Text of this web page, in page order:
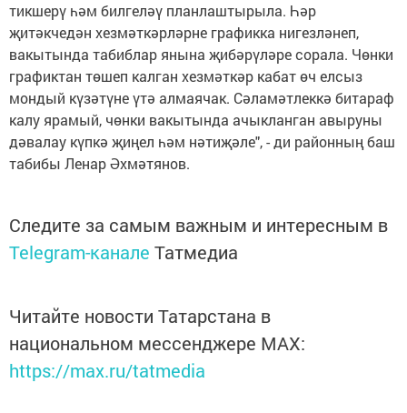
тикшерү һәм билгеләү планлаштырыла. Һәр
җитәкчедән хезмәткәрләрне графикка нигезләнеп,
вакытында табиблар янына җибәрүләре сорала. Чөнки
графиктан төшеп калган хезмәткәр кабат өч елсыз
мондый күзәтүне үтә алмаячак. Сәламәтлеккә битараф
калу ярамый, чөнки вакытында ачыкланган авыруны
дәвалау күпкә җиңел һәм нәтиҗәле", - ди районның баш
табибы Ленар Әхмәтянов.
Следите за самым важным и интересным в
Telegram-канале Татмедиа
Читайте новости Татарстана в
национальном мессенджере MАХ:
https://max.ru/tatmedia